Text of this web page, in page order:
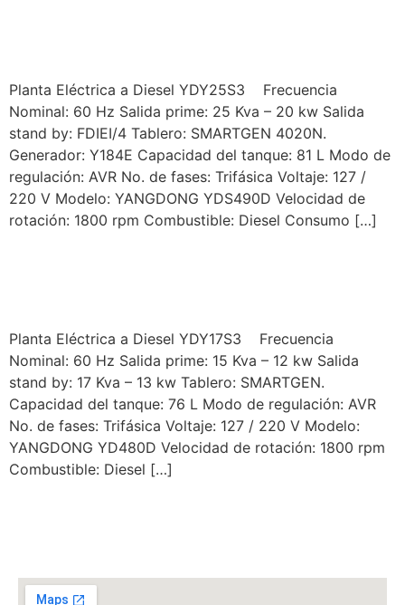
Planta Eléctrica a Diesel YDY25S3 Frecuencia
Nominal: 60 Hz Salida prime: 25 Kva – 20 kw Salida
stand by: FDIEI/4 Tablero: SMARTGEN 4020N.
Generador: Y184E Capacidad del tanque: 81 L Modo de
regulación: AVR No. de fases: Trifásica Voltaje: 127 /
220 V Modelo: YANGDONG YDS490D Velocidad de
rotación: 1800 rpm Combustible: Diesel Consumo […]
Planta Eléctrica a Diesel YDY17S3 Frecuencia
Nominal: 60 Hz Salida prime: 15 Kva – 12 kw Salida
stand by: 17 Kva – 13 kw Tablero: SMARTGEN.
Capacidad del tanque: 76 L Modo de regulación: AVR
No. de fases: Trifásica Voltaje: 127 / 220 V Modelo:
YANGDONG YD480D Velocidad de rotación: 1800 rpm
Combustible: Diesel […]